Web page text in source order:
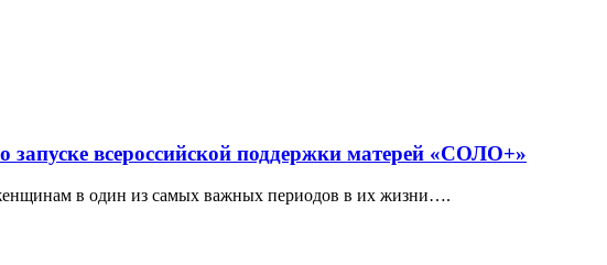
всероссийской поддержки матерей «СОЛО+»
в один из самых важных периодов в их жизни….